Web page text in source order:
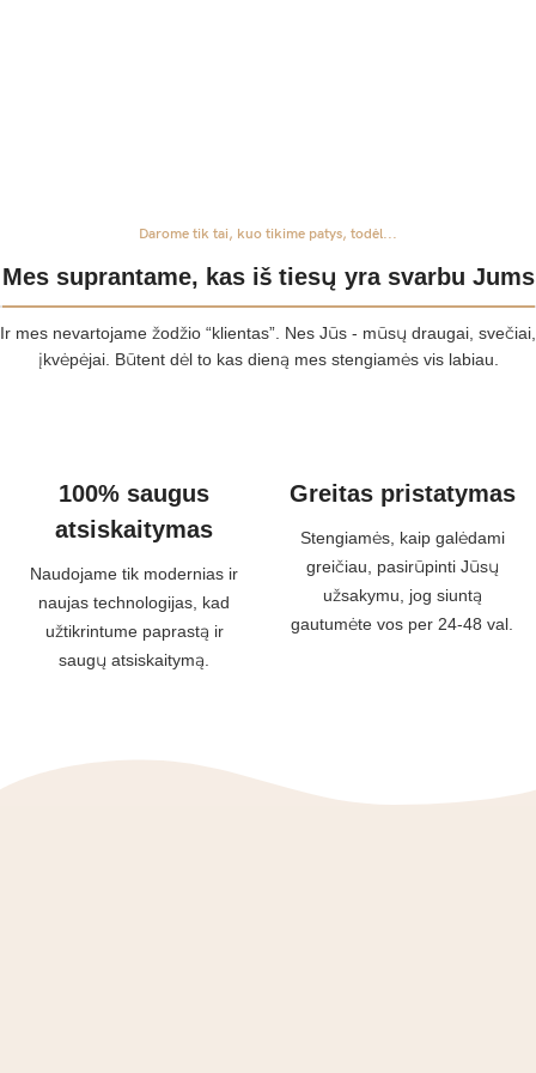
Darome tik tai, kuo tikime patys, todėl...
Mes suprantame, kas iš tiesų yra svarbu Jums
Ir mes nevartojame žodžio “klientas”. Nes Jūs - mūsų draugai, svečiai,
įkvėpėjai. Būtent dėl to kas dieną mes stengiamės vis labiau.
100% saugus
atsiskaitymas
Naudojame tik modernias ir
naujas technologijas, kad
užtikrintume paprastą ir
saugų atsiskaitymą.
Greitas pristatymas
Stengiamės, kaip galėdami
greičiau, pasirūpinti Jūsų
užsakymu, jog siuntą
gautumėte vos per 24-48 val.